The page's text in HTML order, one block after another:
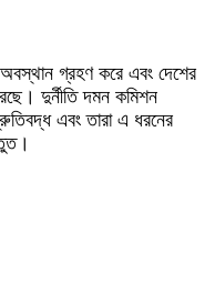
গ্রহণ করে এবং দেশের
দুর্নীতি দমন কমিশন
এবং তারা এ ধরনের